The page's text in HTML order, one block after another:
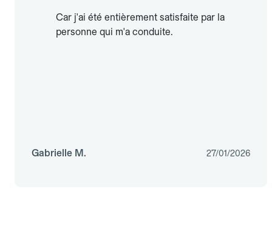
Car j'ai été entièrement satisfaite par la
personne qui m'a conduite.
Gabrielle M. 27/01/2026